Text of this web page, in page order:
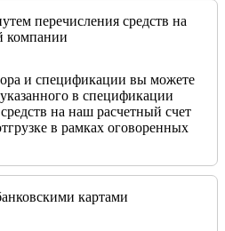
перечисления средств на
компании
и спецификации вы можете
в спецификации
на наш расчетный счет
в рамках оговоренных
картами